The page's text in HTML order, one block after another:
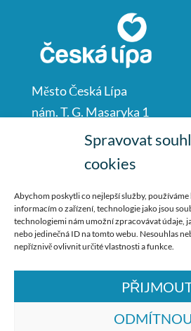
Spravovat
cookies
Abychom poskytli co nejlepší služby,
informacím o zařízení, technologie jako jsou
technologiemi nám umožní zpracovávat údaje,
nebo jedinečná ID na tomto webu. Nesouhlas
nepříznivě ovlivnit určité vlastnosti a funkce.
Město Česká Lípa
nám. T. G. Masaryka 1
Česká Lípa
487 881 111
podatelna@mucl.cz